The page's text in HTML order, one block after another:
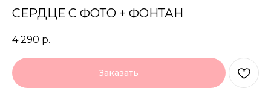
СЕРДЦЕ С ФОТО + ФОНТАН
4 290 р.
Заказать